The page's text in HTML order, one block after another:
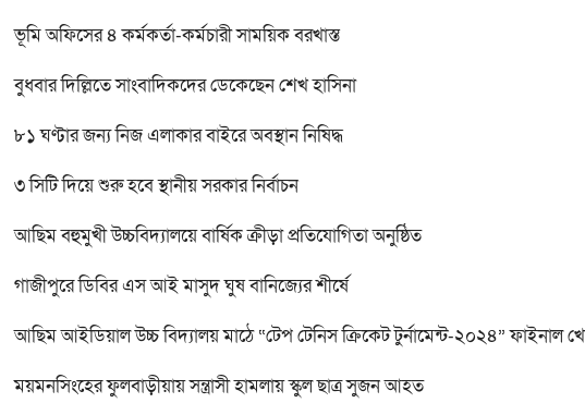
ভূমি অফিসের ৪ কর্মকর্তা-কর্মচারী সাময়িক বরখাস্ত
বুধবার দিল্লিতে সাংবাদিকদের ডেকেছেন শেখ হাসিনা
৮১ ঘণ্টার জন্য নিজ এলাকার বাইরে অবস্থান নিষিদ্ধ
৩ সিটি দিয়ে শুরু হবে স্থানীয় সরকার নির্বাচন
আছিম বহুমুখী উচ্চবিদ্যালয়ে বার্ষিক ক্রীড়া প্রতিযোগিতা অনুষ্ঠিত
গাজীপুরে ডিবির এস আই মাসুদ ঘুষ বানিজ্যের শীর্ষে
আছিম আইডিয়াল উচ্চ বিদ্যালয় মাঠে “টেপ টেনিস ক্রিকেট টুর্নামেন্ট-২০২৪” ফাইনাল
ময়মনসিংহের ফুলবাড়ীয়ায় সন্ত্রাসী হামলায় স্কুল ছাত্র সুজন আহত